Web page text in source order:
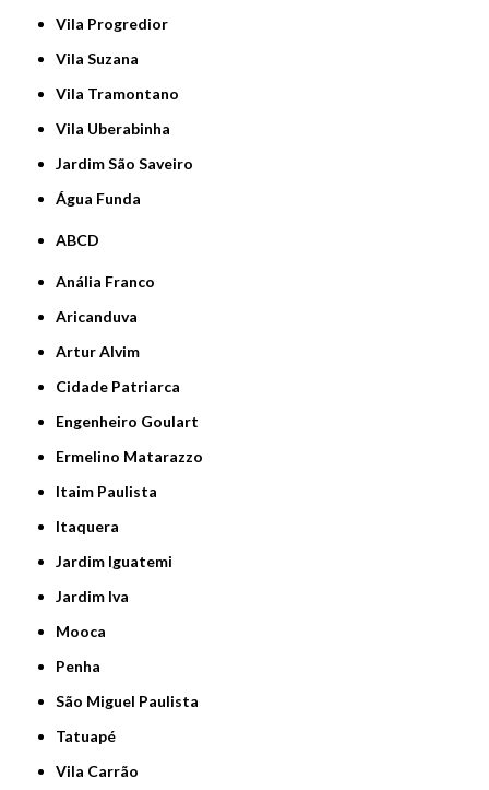
Vila Progredior
Vila Suzana
Vila Tramontano
Vila Uberabinha
jardim São Saveiro
Água Funda
ABCD
Anália Franco
Aricanduva
Artur Alvim
Cidade Patriarca
Engenheiro Goulart
Ermelino Matarazzo
Itaim Paulista
Itaquera
Jardim Iguatemi
Jardim Iva
Mooca
Penha
São Miguel Paulista
Tatuapé
Vila Carrão